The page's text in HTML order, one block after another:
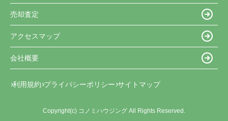
売却査定
アクセスマップ
会社概要
利用規約 プライバシーポリシー サイトマップ
Copyright(c) コノミハウジング All Rights Reserved.